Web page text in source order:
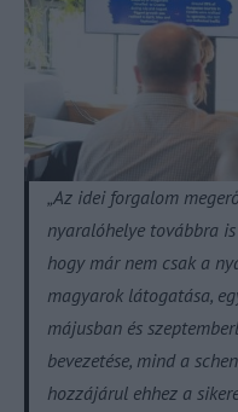
„Az idei forgalom
nyaralóhelye továbbra
hogy már nem csak a
magyarok látogatása,
májusban és
bevezetése, mind a
hozzájárul ehhez a